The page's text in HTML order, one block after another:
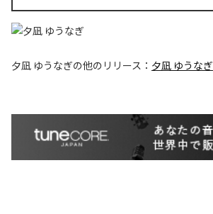
夕凪 ゆうなぎの他のリリース： 夕凪 ゆうなぎ